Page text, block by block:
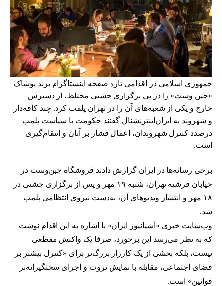
جمهوری اسلامی در اقدامی تازه صفحه اینستاگرام برند پوشاک
«جین وست» را در پی برگزاری جشنی مختلط، از دسترس
خارج و یکی از شعبه‌های آن را در تهران پلمب کرد. چند کافه‌‌دار
و شهروند به ایران‌اینترنشنال گفتند حکومت با سیاست پلمب
درصدد کنترل شهروندان، اعمال فشار بر آنان و انتقام‌گیری
است.
برخی رسانه‌ها در ایران گزارش دادند فروشگاه جین‌وست در
خیابان فرشته تهران، شنبه ۱۹ مهر و پس از برگزاری جشنی در
۱۸ مهر و انتشار ویدیوهای آن، به‌دست نیروی انتظامی پلمب
شد.
وب‌سایت خبری «آسیانیوز ایران» با اشاره به این اقدام نوشت
که به نظر می‌رسد این برخورد، صرفا یک واکنش مقطعی
نیست، بلکه بخشی از یک کارزار بزرگ‌تر برای «کنترل بیشتر بر
فضای اجتماعی، مقابله با نمایش ثروت و اجرای سختگیرانه‌تر
قوانین» است.